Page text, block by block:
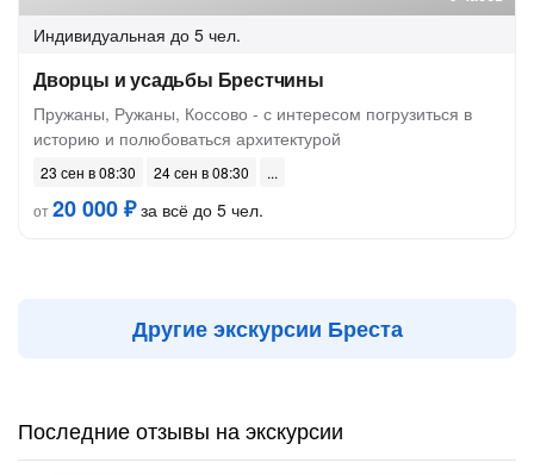
Индивидуальная до 5 чел.
Дворцы и усадьбы Брестчины
Пружаны, Ружаны, Коссово - с интересом погрузиться в
историю и полюбоваться архитектурой
23 сен в 08:30
24 сен в 08:30
от20 000 ₽за всё до 5 чел.
Другие экскурсии Бреста
Последние отзывы на экскурсии